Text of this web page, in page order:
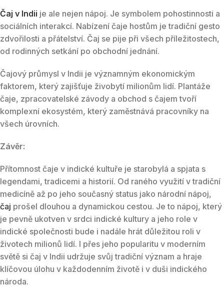
Čaj v Indii je ale nejen nápoj. Je symbolem pohostinnosti a
sociálních interakcí. Nabízení čaje hostům je tradiční gesto
zdvořilosti a přátelství. Čaj se pije při všech příležitostech,
od rodinných setkání po obchodní jednání.
Čajový průmysl v Indii je významným ekonomickým
faktorem, který zajišťuje živobytí milionům lidí. Plantáže
čaje, zpracovatelské závody a obchod s čajem tvoří
komplexní ekosystém, který zaměstnává pracovníky na
všech úrovních.
Závěr:
Přítomnost čaje v indické kultuře je starobylá a spjata s
legendami, tradicemi a historií. Od raného využití v tradiční
medicíně až po jeho současný status jako národní nápoj,
čaj prošel dlouhou a dynamickou cestou. Je to nápoj, který
je pevně ukotven v srdci indické kultury a jeho role v
indické společnosti bude i nadále hrát důležitou roli v
životech milionů lidí. I přes jeho popularitu v moderním
světě si čaj v Indii udržuje svůj tradiční význam a hraje
klíčovou úlohu v každodenním životě i v duši indického
národa.